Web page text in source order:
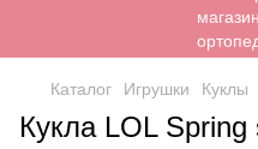
Каталог Игрушки Куклы
Кукла LOL Spring